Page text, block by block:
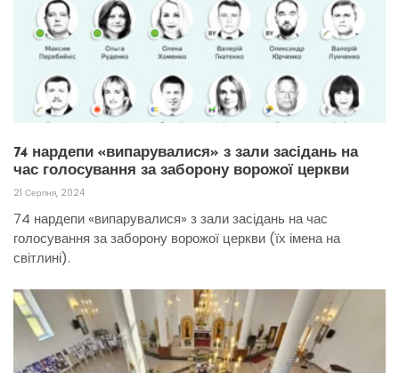
74 нардепи «випарувалися» з зали засідань на
час голосування за заборону ворожої церкви
21 Серпня, 2024
74 нардепи «випарувалися» з зали засідань на час
голосування за заборону ворожої церкви (їх імена на
світлині).